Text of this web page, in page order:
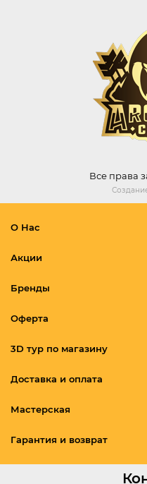
Все права
О Нас
Акции
Бренды
Оферта
3D тур по магазину
Доставка и оплата
Мастерская
Гарантия и возврат